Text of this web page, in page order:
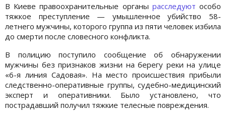
В Киеве правоохранительные органы расследуют особо
тяжкое преступление — умышленное убийство 58-
летнего мужчины, которого группа из пяти человек избила
до смерти после словесного конфликта.
В полицию поступило сообщение об обнаружении
мужчины без признаков жизни на берегу реки на улице
«6-я линия Садовая». На место происшествия прибыли
следственно-оперативные группы, судебно-медицинский
эксперт и оперативники. Было установлено, что
пострадавший получил тяжкие телесные повреждения.